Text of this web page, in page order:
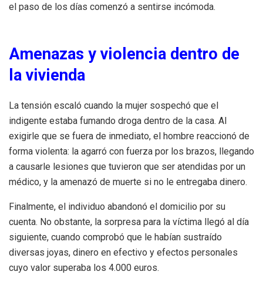
el paso de los días comenzó a sentirse incómoda.
Amenazas y violencia dentro de
la vivienda
La tensión escaló cuando la mujer sospechó que el
indigente estaba fumando droga dentro de la casa. Al
exigirle que se fuera de inmediato, el hombre reaccionó de
forma violenta: la agarró con fuerza por los brazos, llegando
a causarle lesiones que tuvieron que ser atendidas por un
médico, y la amenazó de muerte si no le entregaba dinero.
Finalmente, el individuo abandonó el domicilio por su
cuenta. No obstante, la sorpresa para la víctima llegó al día
siguiente, cuando comprobó que le habían sustraído
diversas joyas, dinero en efectivo y efectos personales
cuyo valor superaba los 4.000 euros.